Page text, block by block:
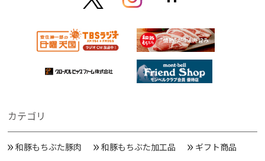
カテゴリ
和豚もちぶた豚肉 和豚もちぶた加工品
ギフト商品